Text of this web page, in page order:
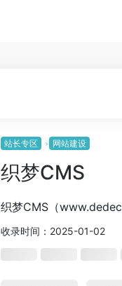
站长专区 网站建设
织梦CMS
织梦CMS（
收录时间：2025-01-02